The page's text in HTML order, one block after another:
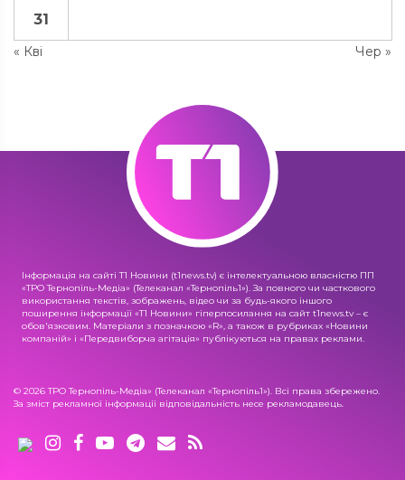
« Кві Чер »
31
Інформація на сайті Т1 Новини (t1news.tv) є інтелектуальною власністю ПП
«ТРО Тернопіль-Медіа» (Телеканал «Тернопіль1»). За повного чи часткового
використання текстів, зображень, відео чи за будь-якого іншого
поширення інформації «Т1 Новини» гіперпосилання на сайт t1news.tv – є
обов'язковим. Матеріали з позначкою «R», а також в рубриках «Новини
компаній» і «Передвиборча агітація» публікуються на правах реклами.
© 2026 ТРО Тернопіль-Медіа» (Телеканал «Тернопіль1»). Всі права збережено.
За зміст рекламної інформації відповідальність несе рекламодавець.